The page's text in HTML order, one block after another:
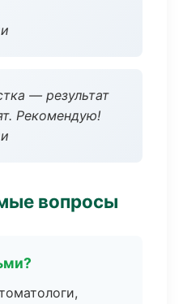
— результат
Рекомендую!
вопросы